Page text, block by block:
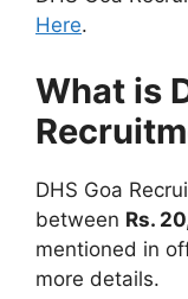
Here.
What is
DHS Goa
between Rs.
mentioned in
more details.